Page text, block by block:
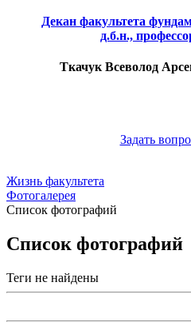
Декан факультета
д.б.н.,
Ткачук Всеволод
Задать
Жизнь факультета
Фотогалерея
Список фотографий
Список фотографий
Теги не найдены